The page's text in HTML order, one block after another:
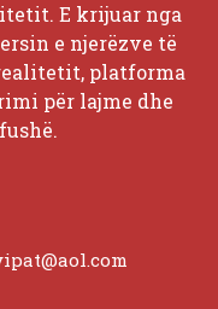
E krijuar nga
e njerëzve të
platforma
për lajme dhe